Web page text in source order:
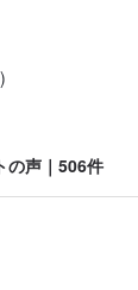
の声｜506件